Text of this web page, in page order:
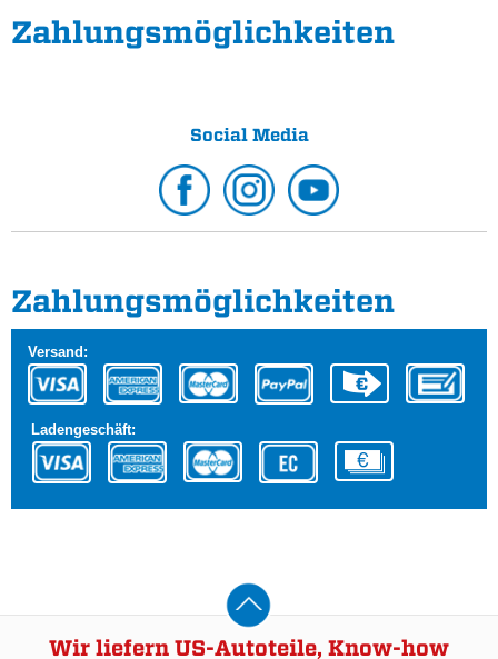
Zahlungs­möglichkeiten
Social Media
Zahlungs­möglichkeiten
Versand:
Ladengeschäft:
Wir liefern US-Autoteile, Know-how